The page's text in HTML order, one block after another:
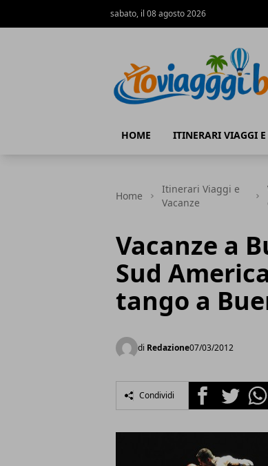
sabato, il 08 agosto 2026
HOME ITINERARI VIAGGI E
Home
Itinerari Viaggi e
Vacanze
Vacanze a
Sud
tango a
di Redazione07/03/2012
Condividi FacebookTwitter